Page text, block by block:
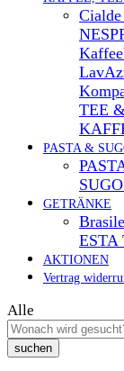
TEE
PASTA &
GETRÄNKE
ESTA
AKTIONEN
Vertrag
Alle
suchen